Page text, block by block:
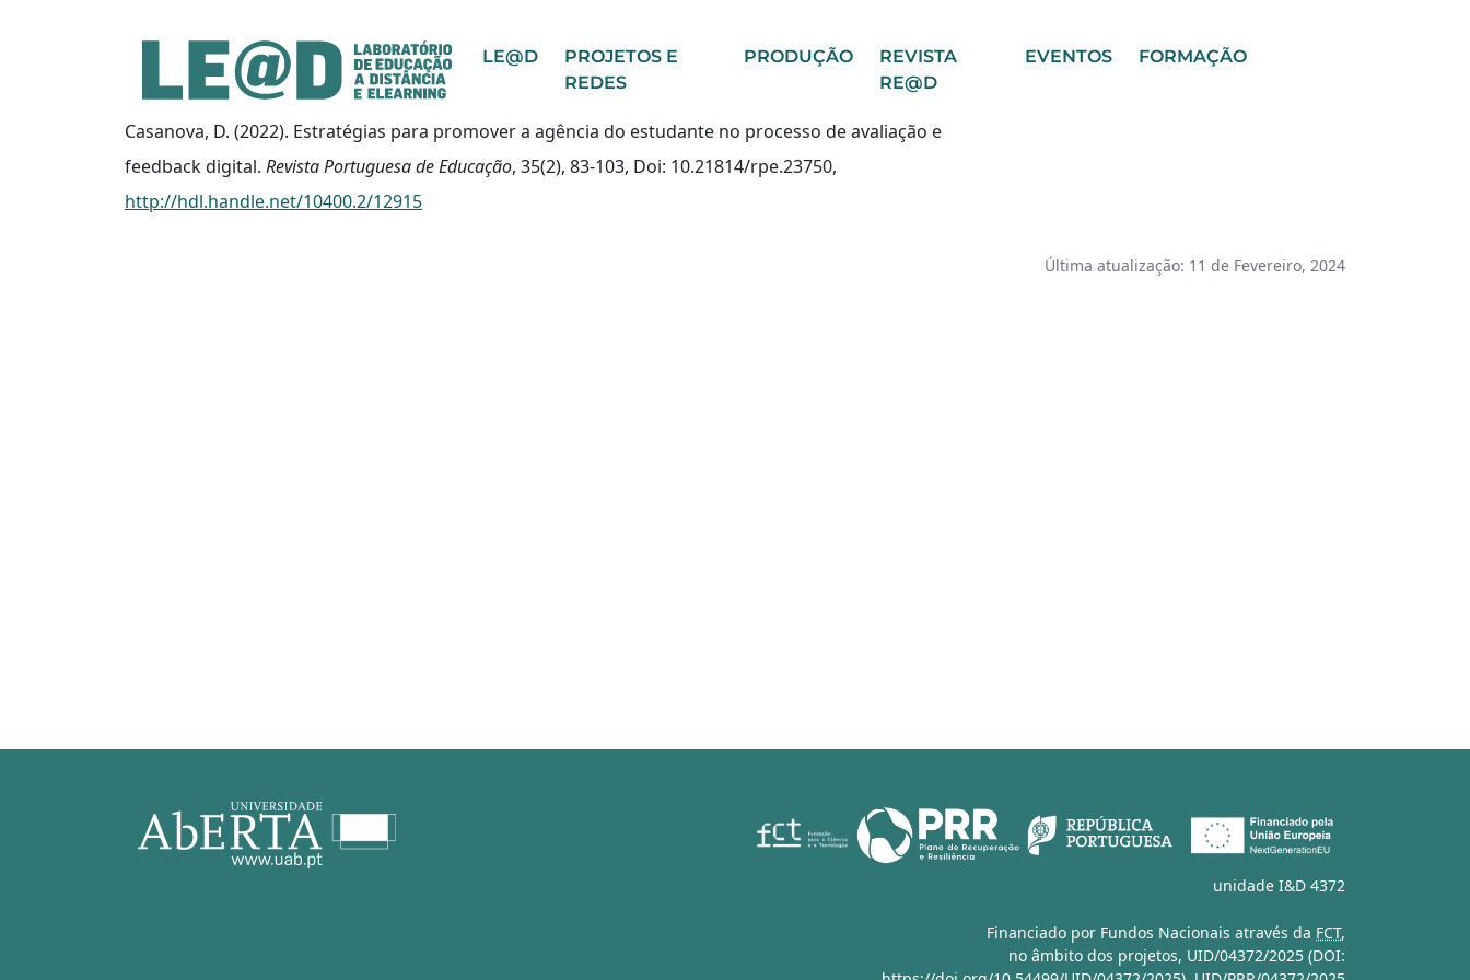
Ir para o conteúdo principal
Informações de acessibilidade LE@D
PROJETOS E
REDES
PRODUÇÃO
REVISTA
RE@D
EVENTOS FORMAÇÃO
Casanova, D. (2022). Estratégias para promover a agência do estudante no processo de avaliação e
feedback digital. Revista Portuguesa de Educação, 35(2), 83-103, Doi: 10.21814/rpe.23750,
http://hdl.handle.net/10400.2/12915
Última atualização: 11 de Fevereiro, 2024
unidade I&D 4372
Financiado por Fundos Nacionais através da FCT,
no âmbito dos projetos, UID/04372/2025 (DOI: